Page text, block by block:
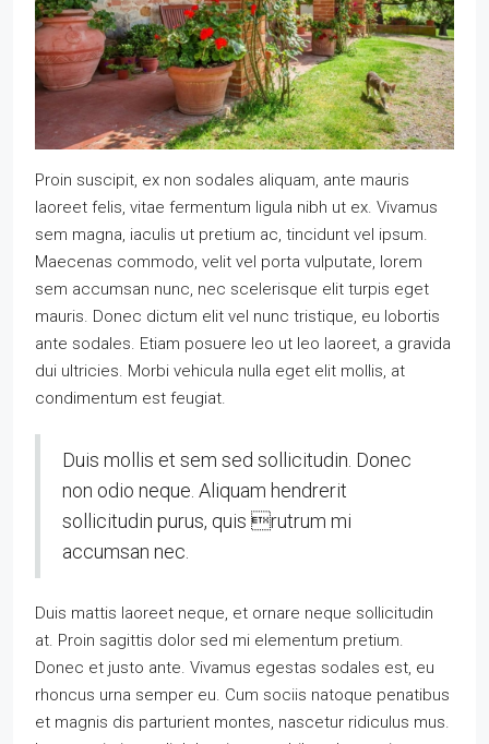
Proin suscipit, ex non sodales aliquam, ante mauris
laoreet felis, vitae fermentum ligula nibh ut ex. Vivamus
sem magna, iaculis ut pretium ac, tincidunt vel ipsum.
Maecenas commodo, velit vel porta vulputate, lorem
sem accumsan nunc, nec scelerisque elit turpis eget
mauris. Donec dictum elit vel nunc tristique, eu lobortis
ante sodales. Etiam posuere leo ut leo laoreet, a gravida
dui ultricies. Morbi vehicula nulla eget elit mollis, at
condimentum est feugiat.
Duis mollis et sem sed sollicitudin. Donec
non odio neque. Aliquam hendrerit
sollicitudin purus, quis rutrum mi
accumsan nec.
Duis mattis laoreet neque, et ornare neque sollicitudin
at. Proin sagittis dolor sed mi elementum pretium.
Donec et justo ante. Vivamus egestas sodales est, eu
rhoncus urna semper eu. Cum sociis natoque penatibus
et magnis dis parturient montes, nascetur ridiculus mus.